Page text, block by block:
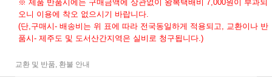
※ 제품 반품시에는 구매금액에 상관없이 왕복택배비 7,000원이 부과되
오니 이용에 착오 없으시기 바랍니다.
(단,구매시- 배송비는 위 표에 따라 전국동일하게 적용되고, 교환이나 반
품시- 제주도 및 도서산간지역은 실비로 청구됩니다.)
교환 및 반품, 환불 안내